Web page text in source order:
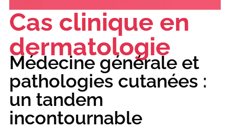
Cas clinique en
dermatologie
Médecine générale et
pathologies cutanées :
un tandem
incontournable